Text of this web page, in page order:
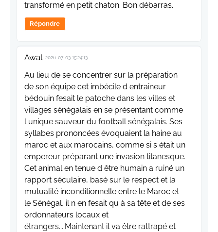
transformé en petit chaton. Bon débarras.
Répondre
Awal 2026-07-03 15:24:13
Au lieu de se concentrer sur la préparation
de son équipe cet imbécile d entraineur
bédouin fesait le patoche dans les villes et
villages sénégalais en se présentant comme
l unique sauveur du football sénégalais. Ses
syllabes prononcées évoquaient la haine au
maroc et aux marocains, comme si s était un
empereur préparant une invasion titanesque.
Cet animal en tenue d être humain a ruiné un
rapport séculaire, basé sur le respect et la
mutualité inconditionnelle entre le Maroc et
le Sénégal, il n en fesait qu à sa tête et de ses
ordonnateurs locaux et
étrangers....Maintenant il va être rattrapé et